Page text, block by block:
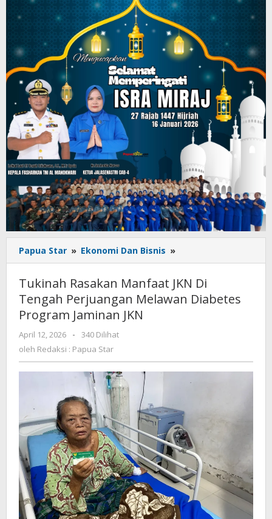
Papua Star » Ekonomi Dan Bisnis »
Rasakan
JKN
Di
Program
Tukinah Rasakan Manfaat JKN Di
Tengah Perjuangan Melawan Diabetes
Program Jaminan JKN
April 12, 2026
oleh
Redaksi
Star
-
340 Dilihat
oleh Redaksi : Papua Star